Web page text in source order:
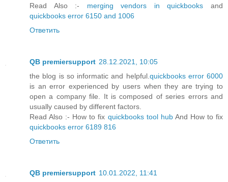
Read Also :- merging vendors in quickbooksand
quickbooks error 6150 and 1006
Ответить
QB premiersupport 28.12.2021, 10:05
the blog is so informatic and helpful. quickbooks error 6000
is an error experienced by users when they are trying to
open a company file. It is composed of series errors and
usually caused by different factors.
Read Also :- How to fix quickbooks tool hubAnd How to fix
quickbooks error 6189 816
Ответить
QB premiersupport 10.01.2022, 11:41